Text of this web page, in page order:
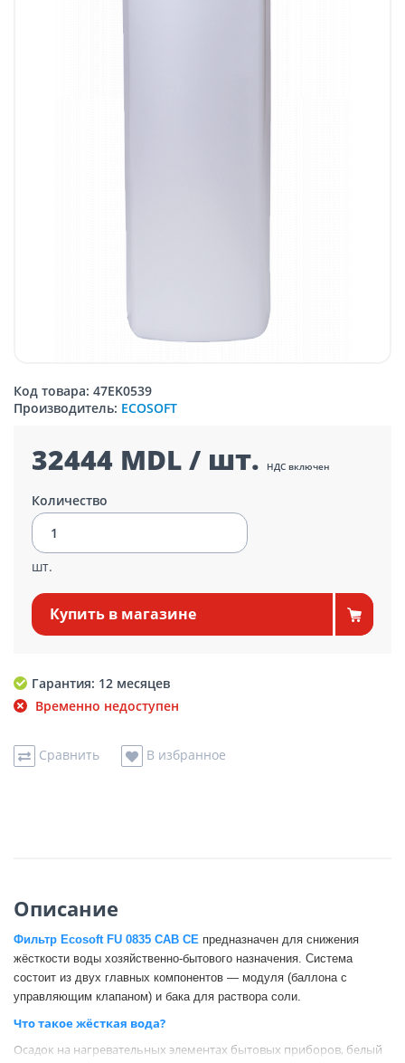
Код товара: 47EK0539
Производитель: ECOSOFT
32444 MDL / шт. НДС включен
Количество
шт.
Купить в магазине
Гарантия: 12 месяцев
Временно недоступен
Сравнить В избранное
Описание
Фильтр Ecosoft FU 0835 CAB CE предназначен для снижения
жёсткости воды хозяйственно-бытового назначения. Система
состоит из двух главных компонентов — модуля (баллона с
управляющим клапаном) и бака для раствора соли.
Что такое жёсткая вода?
Осадок на нагревательных элементах бытовых приборов, белый